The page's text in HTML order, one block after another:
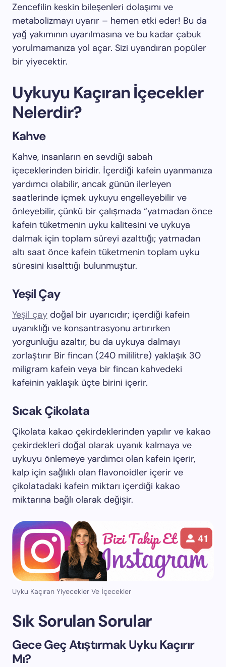
Zencefilin keskin bileşenleri dolaşımı ve
metabolizmayı uyarır – hemen etki eder! Bu da
yağ yakımının uyarılmasına ve bu kadar çabuk
yorulmamanıza yol açar. Sizi uyandıran popüler
bir yiyecektir.
Uykuyu Kaçıran İçecekler
Nelerdir?
Kahve
Kahve, insanların en sevdiği sabah
içeceklerinden biridir. İçerdiği kafein uyanmanıza
yardımcı olabilir, ancak günün ilerleyen
saatlerinde içmek uykuyu engelleyebilir ve
önleyebilir, çünkü bir çalışmada “yatmadan önce
kafein tüketmenin uyku kalitesini ve uykuya
dalmak için toplam süreyi azalttığı; yatmadan
altı saat önce kafein tüketmenin toplam uyku
süresini kısalttığı bulunmuştur.
Yeşil Çay
Yeşil çay doğal bir uyarıcıdır; içerdiği kafein
uyanıklığı ve konsantrasyonu artırırken
yorgunluğu azaltır, bu da uykuya dalmayı
zorlaştırır Bir fincan (240 mililitre) yaklaşık 30
miligram kafein veya bir fincan kahvedeki
kafeinin yaklaşık üçte birini içerir.
Sıcak Çikolata
Çikolata kakao çekirdeklerinden yapılır ve kakao
çekirdekleri doğal olarak uyanık kalmaya ve
uykuyu önlemeye yardımcı olan kafein içerir,
kalp için sağlıklı olan flavonoidler içerir ve
çikolatadaki kafein miktarı içerdiği kakao
miktarına bağlı olarak değişir.
Uyku Kaçıran Yiyecekler Ve İçecekler
Sık Sorulan Sorular
Gece Geç Atıştırmak Uyku Kaçırır
Mı?